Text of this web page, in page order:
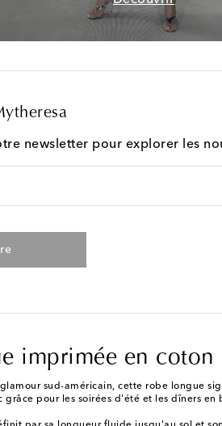
newsletter pour explorer les
imprimée en coton
sud-américain, cette robe longue
grâce pour les soirées d'été et les dîners en